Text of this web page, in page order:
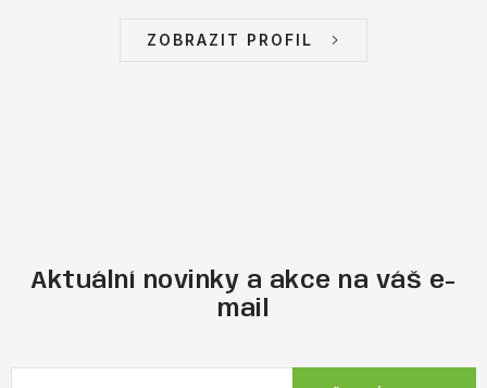
ZOBRAZIT PROFIL
Aktuální novinky a akce na váš e-
mail